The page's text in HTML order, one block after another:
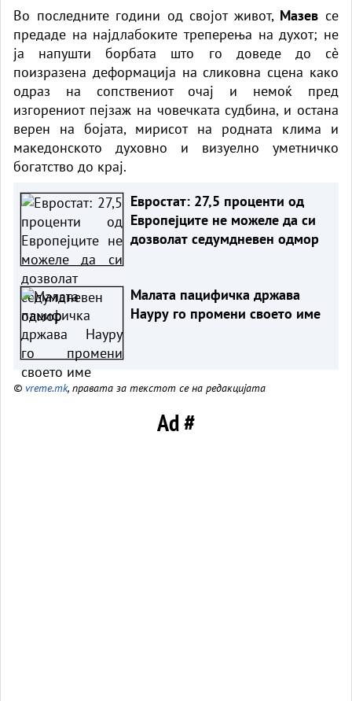
Во последните години од својот живот, Мазев се
предаде на најдлабоките треперења на духот; не
ја напушти борбата што го доведе до сè
поизразена деформација на сликовна сцена како
одраз на сопствениот очај и немоќ пред
изгорениот пејзаж на човечката судбина, и остана
верен на бојата, мирисот на родната клима и
македонското духовно и визуелно уметничко
богатство до крај.
Евростат: 27,5 проценти од
Европејците не можeле да си
дозволат седумдневен одмор
Малата пацифичка држава
Науру го промени своето име
© vreme.mk, правата за текстот се на редакцијата
Ad #